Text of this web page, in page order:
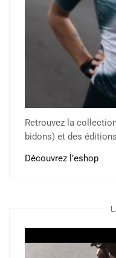
Retrouvez la
bidons) et des
Découvrez l’eshop